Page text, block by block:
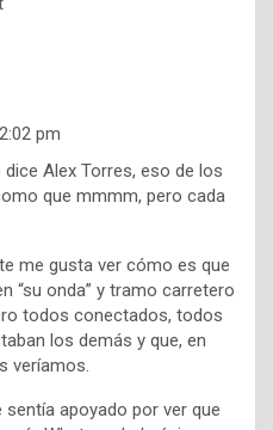
pm
dice Alex Torres, eso de los
que mmmm, pero cada
me gusta ver cómo es que
“su onda” y tramo carretero
todos conectados, todos
los demás y que, en
veríamos.
apoyado por ver que